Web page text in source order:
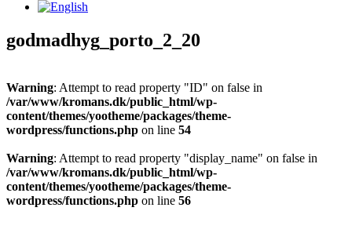
godmadhyg_porto_2_20
Warning: Attempt to read property "ID" on false in
/var/www/kromans.dk/public_html/wp-
content/themes/yootheme/packages/theme-
wordpress/functions.php on line 54
Warning: Attempt to read property "display_name" on false in
/var/www/kromans.dk/public_html/wp-
content/themes/yootheme/packages/theme-
wordpress/functions.php on line 56